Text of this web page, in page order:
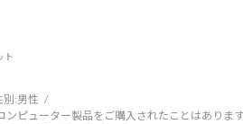
ト
別:男性
ンピューター製品をご購入されたことはありま